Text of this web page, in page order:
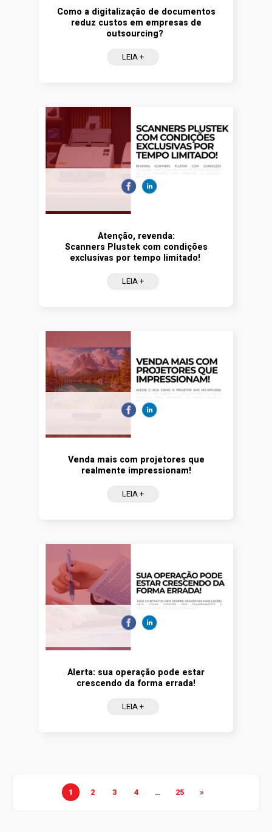
Como a digitalização de documentos
reduz custos em empresas de
outsourcing?
LEIA +
Atenção, revenda:
Scanners Plustek com condições
exclusivas por tempo limitado!
LEIA +
Venda mais com projetores que
realmente impressionam!
LEIA +
Alerta: sua operação pode estar
crescendo da forma errada!
LEIA +
1 2 3 4 … 25 »